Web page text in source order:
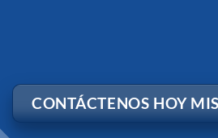
CONTÁCTENOS HOY